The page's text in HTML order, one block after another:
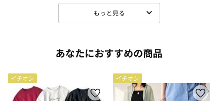
もっと見る
あなたにおすすめの商品
イチオシ イチオシ